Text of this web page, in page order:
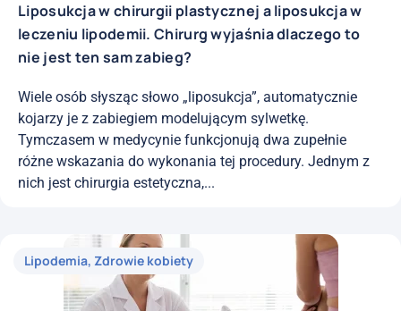
Liposukcja w chirurgii plastycznej a liposukcja w
leczeniu lipodemii. Chirurg wyjaśnia dlaczego to
nie jest ten sam zabieg?
Wiele osób słysząc słowo „liposukcja”, automatycznie
kojarzy je z zabiegiem modelującym sylwetkę.
Tymczasem w medycynie funkcjonują dwa zupełnie
różne wskazania do wykonania tej procedury. Jednym z
nich jest chirurgia estetyczna,...
Lipodemia, Zdrowie kobiety